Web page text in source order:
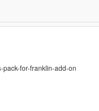
for-franklin-add-on